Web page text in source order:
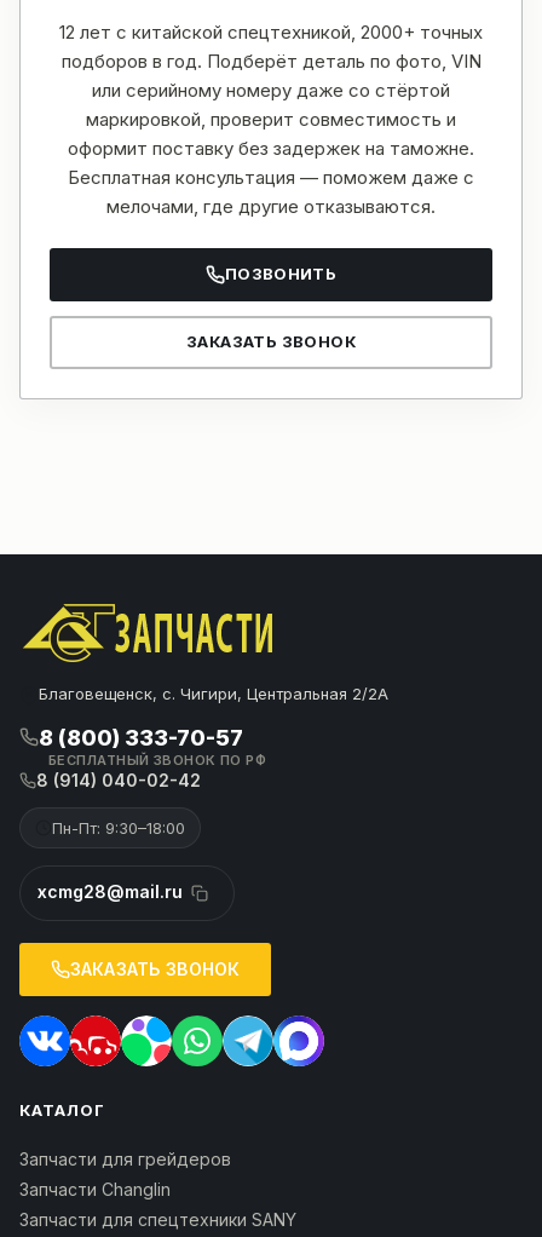
12 лет с китайской спецтехникой, 2000+ точных
подборов в год. Подберёт деталь по фото, VIN
или серийному номеру даже со стёртой
маркировкой, проверит совместимость и
оформит поставку без задержек на таможне.
Бесплатная консультация — поможем даже с
мелочами, где другие отказываются.
ПОЗВОНИТЬ
ЗАКАЗАТЬ ЗВОНОК
Благовещенск, с. Чигири, Центральная 2/2А
8 (800) 333-70-57
БЕСПЛАТНЫЙ ЗВОНОК ПО РФ
8 (914) 040-02-42
Пн-Пт: 9:30–18:00
xcmg28@mail.ru
ЗАКАЗАТЬ ЗВОНОК
КАТАЛОГ
Запчасти для грейдеров
Запчасти Changlin
Запчасти для спецтехники SANY